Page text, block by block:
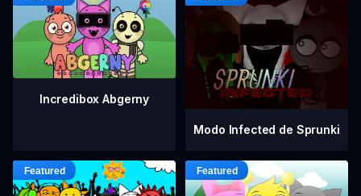
Incredibox Abgerny
Modo Infected de Sprunki